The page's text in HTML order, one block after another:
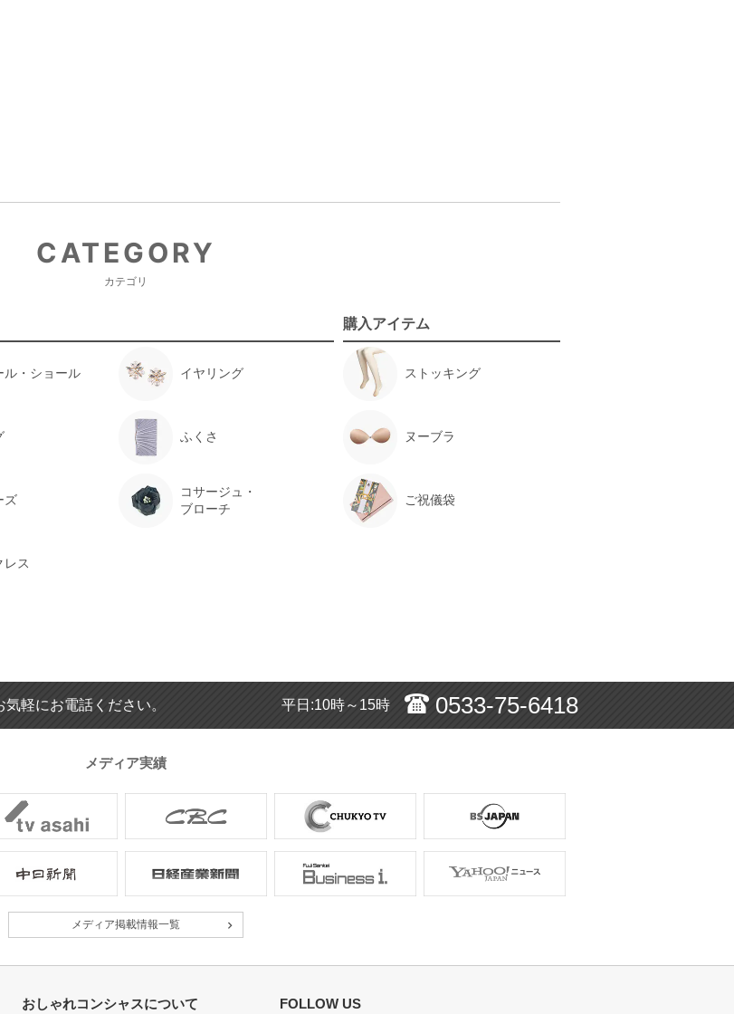
CATEGORY
カテゴリ
ル・ショール イヤリング
ふくさ
ズ
コサージュ・
ブローチ
レス
購入アイテム
ストッキング
ヌーブラ
ご祝儀袋
軽にお電話ください。 平日:10時～15時 0533-75-6418
メディア実績
メディア掲載情報一覧
おしゃれコンシャスについて FOLLOW US